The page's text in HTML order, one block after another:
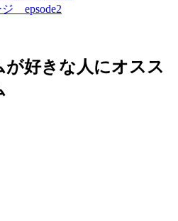
ジ epsode2
好きな人にオスス